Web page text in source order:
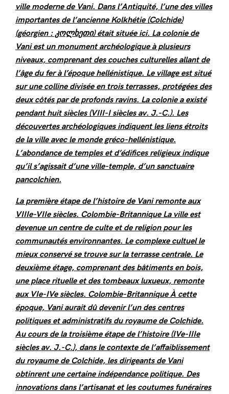
ville moderne de Vani. Dans l’Antiquité, l’une des villes
importantes de l’ancienne Kolkhétie (Colchide)
(géorgien : კოლხეთი) était située ici. La colonie de
Vani est un monument archéologique à plusieurs
niveaux, comprenant des couches culturelles allant de
l’âge du fer à l’époque hellénistique. Le village est situé
sur une colline divisée en trois terrasses, protégées des
deux côtés par de profonds ravins. La colonie a existé
pendant huit siècles (VIII-I siècles av. J.-C.). Les
découvertes archéologiques indiquent les liens étroits
de la ville avec le monde gréco-hellénistique.
L’abondance de temples et d’édifices religieux indique
qu’il s’agissait d’une ville-temple, d’un sanctuaire
pancolchien.
La première étape de l’histoire de Vani remonte aux
VIIIe-VIIe siècles. Colombie-Britannique La ville est
devenue un centre de culte et de religion pour les
communautés environnantes. Le complexe cultuel le
mieux conservé se trouve sur la terrasse centrale. Le
deuxième étage, comprenant des bâtiments en bois,
une place rituelle et des tombeaux luxueux, remonte
aux VIe-IVe siècles. Colombie-Britannique À cette
époque, Vani aurait dû devenir l’un des centres
politiques et administratifs du royaume de Colchide.
Au cours de la troisième étape de l’histoire (IVe-IIIe
siècles av. J.-C.), dans le contexte de l’affaiblissement
du royaume de Colchide, les dirigeants de Vani
obtinrent une certaine indépendance politique. Des
innovations dans l’artisanat et les coutumes funéraires